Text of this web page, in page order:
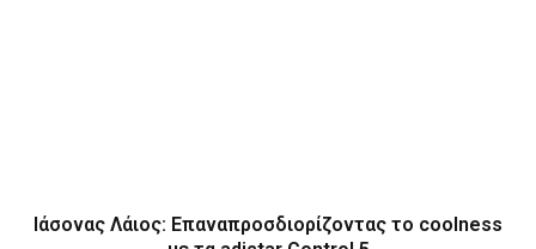
Ιάσονας Λάιος: Επαναπροσδιορίζοντας το coolness